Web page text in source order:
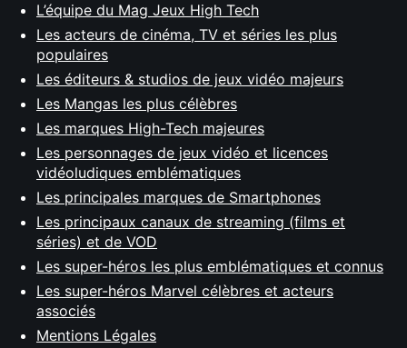
L’équipe du Mag Jeux High Tech
Les acteurs de cinéma, TV et séries les plus
populaires
Les éditeurs & studios de jeux vidéo majeurs
Les Mangas les plus célèbres
Les marques High-Tech majeures
Les personnages de jeux vidéo et licences
vidéoludiques emblématiques
Les principales marques de Smartphones
Les principaux canaux de streaming (films et
séries) et de VOD
Les super-héros les plus emblématiques et connus
Les super-héros Marvel célèbres et acteurs
associés
Mentions Légales